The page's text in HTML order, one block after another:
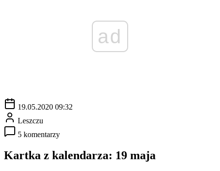
ad
19.05.2020 09:32
Leszczu
5 komentarzy
Kartka z kalendarza: 19 maja